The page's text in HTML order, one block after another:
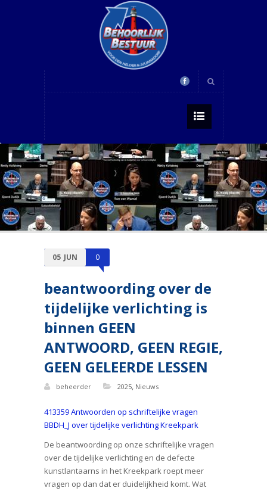
05 JUN 0
beantwoording over de
tijdelijke verlichting is
binnen GEEN
ANTWOORD, GEEN REGIE,
GEEN GELEERDE LESSEN
beheerder 2025, Nieuws
413359 Antwoorden op schriftelijke vragen
BBDH_J over tijdelijke verlichting Kreekpark
De beantwoording op onze schriftelijke vragen
over de tijdelijke verlichting en de defecte
kunstlantaarns in het Kreekpark roept meer
vragen op dan dat er duidelijkheid komt. Wat